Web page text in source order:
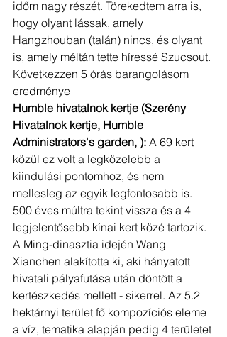
időm nagy részét. Törekedtem arra is,
hogy olyant lássak, amely
Hangzhouban (talán) nincs, és olyant
is, amely méltán tette híressé Szucsout.
Következzen 5 órás barangolásom
eredménye
Humble hivatalnok kertje (Szerény
Hivatalnok kertje, Humble
Administrators's garden, ): A 69 kert
közül ez volt a legközelebb a
kiindulási pontomhoz, és nem
mellesleg az egyik legfontosabb is.
500 éves múltra tekint vissza és a 4
legjelentősebb kínai kert közé tartozik.
A Ming-dinasztia idején Wang
Xianchen alakította ki, aki hányatott
hivatali pályafutása után döntött a
kertészkedés mellett - sikerrel. Az 5.2
hektárnyi terület fő kompozíciós eleme
a víz, tematika alapján pedig 4 területet